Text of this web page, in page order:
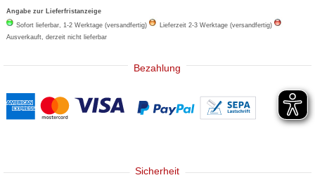
Angabe zur Lieferfristanzeige
Sofort lieferbar, 1-2 Werktage (versandfertig)
Lieferzeit 2-3 Werktage (versandfertig)
Ausverkauft, derzeit nicht lieferbar
Bezahlung
Sicherheit